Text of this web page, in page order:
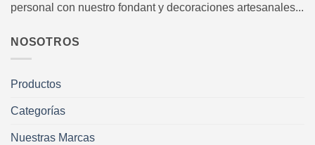
personal con nuestro fondant y decoraciones artesanales...
NOSOTROS
Productos
Categorías
Nuestras Marcas